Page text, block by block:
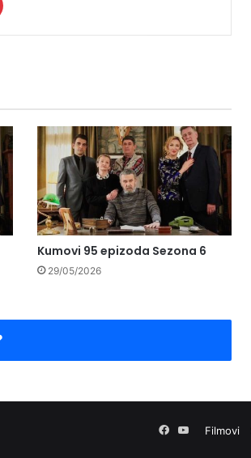
Kumovi 95 epizoda Sezona 6
29/05/2026
Filmovi
Facebook
YouTube